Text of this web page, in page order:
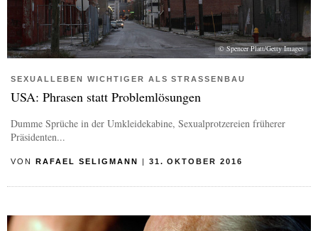
© Spencer Platt/Getty Images
SEXUALLEBEN WICHTIGER ALS STRASSENBAU
USA: Phrasen statt Problemlösungen
Dumme Sprüche in der Umkleidekabine, Sexualprotzereien früherer
Präsidenten...
VON RAFAEL SELIGMANN | 31. OKTOBER 2016